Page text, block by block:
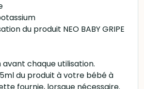
du produit NEO BABY GRIPE
avant chaque utilisation.
du produit à votre bébé à